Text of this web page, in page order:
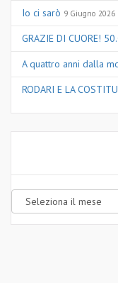
Io ci sarò 9 Giugno 2026
GRAZIE DI CUORE!
A quattro anni dalla
RODARI E LA
Archivi